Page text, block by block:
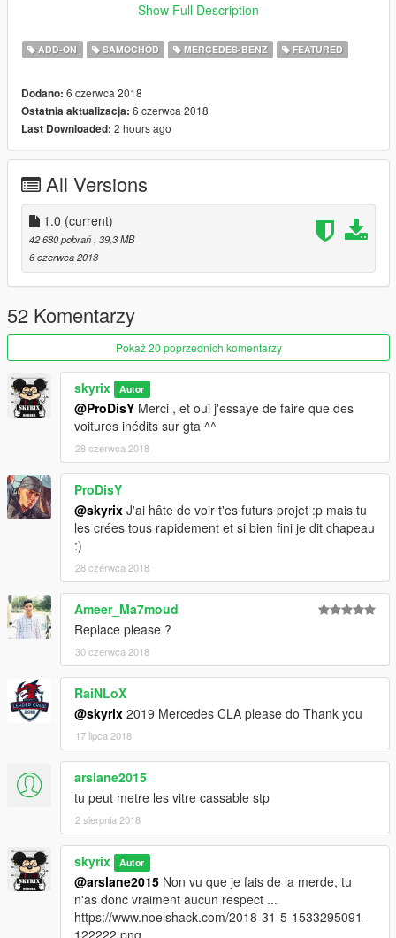
CREDIT :
Model from TurboSquid
Show Full Description
ADD-ON SAMOCHÓD MERCEDES-BENZ FEATURED
Dodano: 6 czerwca 2018
Ostatnia aktualizacja: 6 czerwca 2018
Last Downloaded: 2 hours ago
All Versions
1.0 (current)
42 680 pobrań , 39,3 MB
6 czerwca 2018
52 Komentarzy
Pokaż 20 poprzednich komentarzy
skyrix Autor
@ProDisY Merci , et oui j'essaye de faire que des
voitures inédits sur gta ^^
28 czerwca 2018
ProDisY
@skyrix J'ai hâte de voir t'es futurs projet :p mais tu
les crées tous rapidement et si bien fini je dit chapeau
:)
28 czerwca 2018
Ameer_Ma7moud
Replace please ?
30 czerwca 2018
RaiNLoX
@skyrix 2019 Mercedes CLA please do Thank you
17 lipca 2018
arslane2015
tu peut metre les vitre cassable stp
2 sierpnia 2018
skyrix Autor
@arslane2015 Non vu que je fais de la merde, tu
n'as donc vraiment aucun respect ...
https://www.noelshack.com/2018-31-5-1533295091-